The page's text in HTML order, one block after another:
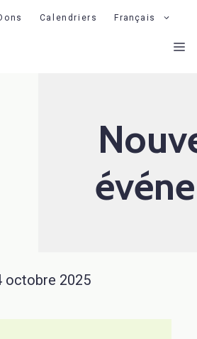
Calendriers Français
octobre 2025